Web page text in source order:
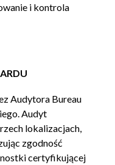
i kontrola
Audytora Bureau
Audyt
lokalizacjach,
zgodność
certyfikującej